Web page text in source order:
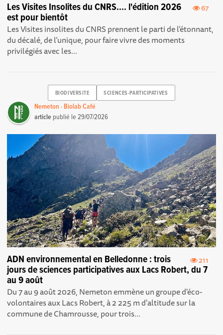
67
Les Visites Insolites du CNRS.... l'édition 2026
est pour bientôt
Les Visites insolites du CNRS prennent le parti de l’étonnant,
du décalé, de l’unique, pour faire vivre des moments
privilégiés avec les...
BIODIVERSITE SCIENCES-PARTICIPATIVES
Nemeton · Biolab Café
article publié le29/07/2026
211
ADN environnemental en Belledonne : trois
jours de sciences participatives aux Lacs Robert, du 7
au 9 août
Du 7 au 9 août 2026, Nemeton emmène un groupe d'éco-
volontaires aux Lacs Robert, à 2 225 m d'altitude sur la
commune de Chamrousse, pour trois...